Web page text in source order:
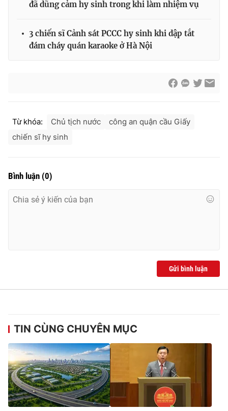
® Cấm sao chép dưới mọi hình thức nếu không có sự chấp
đã dũng cảm hy sinh trong khi làm nhiệm vụ
3 chiến sĩ Cảnh sát PCCC hy sinh khi dập tắt
đám cháy quán karaoke ở Hà Nội
Từ khóa: Chủ tịch nước
công an quận cầu Giấy
chiến sĩ hy sinh
Bình luận (0)
Gửi bình luận
TIN CÙNG CHUYÊN MỤC